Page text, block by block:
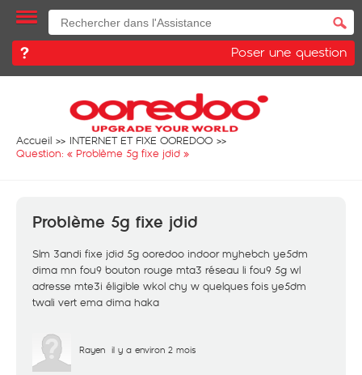
Poser une question
Accueil
INTERNET ET FIXE OOREDOO
Question: « Problème 5g fixe jdid »
Problème 5g fixe jdid
Slm 3andi fixe jdid 5g ooredoo indoor myhebch ye5dm
dima mn fou9 bouton rouge mta3 réseau li fou9 5g wl
adresse mte3i éligible wkol chy w quelques fois ye5dm
twali vert ema dima haka
Rayen il y a environ 2 mois